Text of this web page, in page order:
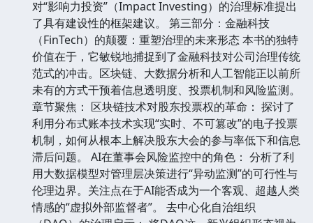
对“影响力投资”（Impact Investing）的治理标准提出
了具有建设性的框架建议。 第三部分：金融科技
（FinTech）的颠覆：重塑治理的未来形态 本书的独特
价值在于，它敏锐地捕捉到了金融科技对公司治理传统
范式的冲击。区块链、大数据分析和人工智能正以前所
未有的方式干预着信息透明度、投票机制和风险监测。
章节聚焦： 区块链技术对股东投票权的革命： 探讨了
利用分布式账本技术实现“实时、不可篡改”的电子投票
机制，如何从根本上解决股东大会的参与率低下和信息
滞后问题。 AI在董事会风险监控中的角色： 分析了利
用大数据模型对管理层决策进行“异动监测”的可行性与
伦理边界。关注点在于AI能否成为一个客观、超越人类
情感的“虚拟外部监督者”。 去中心化自治组织